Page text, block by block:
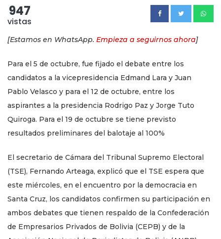
947
vistas
[Estamos en WhatsApp. Empieza a seguirnos ahora]
Para el 5 de octubre, fue fijado el debate entre los
candidatos a la vicepresidencia Edmand Lara y Juan
Pablo Velasco y para el 12 de octubre, entre los
aspirantes a la presidencia Rodrigo Paz y Jorge Tuto
Quiroga. Para el 19 de octubre se tiene previsto
resultados preliminares del balotaje al 100%
El secretario de Cámara del Tribunal Supremo Electoral
(TSE), Fernando Arteaga, explicó que el TSE espera que
este miércoles, en el encuentro por la democracia en
Santa Cruz, los candidatos confirmen su participación en
ambos debates que tienen respaldo de la Confederación
de Empresarios Privados de Bolivia (CEPB) y de la